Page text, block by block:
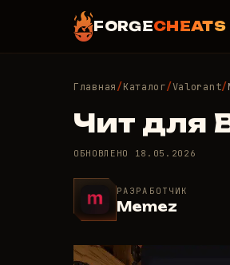
FORGECHEATS
Главная/Каталог/Valorant/
Чит для
ОБНОВЛЕНО 18.05.2026
РАЗРАБОТЧИК
Memez